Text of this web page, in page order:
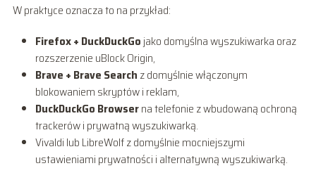
W praktyce oznacza to na przykład:
Firefox + DuckDuckGo jako domyślna wyszukiwarka oraz
rozszerzenie uBlock Origin,
Brave + Brave Search z domyślnie włączonym
blokowaniem skryptów i reklam,
DuckDuckGo Browserna telefonie z wbudowaną ochroną
trackerów i prywatną wyszukiwarką.
Vivaldi lub LibreWolf z domyślnie mocniejszymi
ustawieniami prywatności i alternatywną wyszukiwarką.